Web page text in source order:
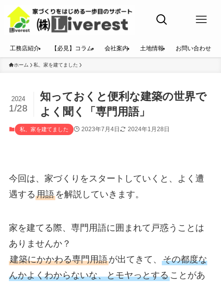
工務店紹介 【必見】コラム 会社案内 土地情報 お問い合わせ
ホーム 私、家を建てました
知っておくと便利な建築の世界で
よく聞く「専門用語」
2024
1/28
私、家を建てました 2023年7月4日 2024年1月28日
今回は、家づくりをスタートしていくと、よく遭
遇する用語を解説していきます。
家を建てる際、専門用語に囲まれて戸惑うことは
ありませんか？
建築にかかわる専門用語が出てきて、 その都度な
んかよくわからないな、とモヤっとすることがあ